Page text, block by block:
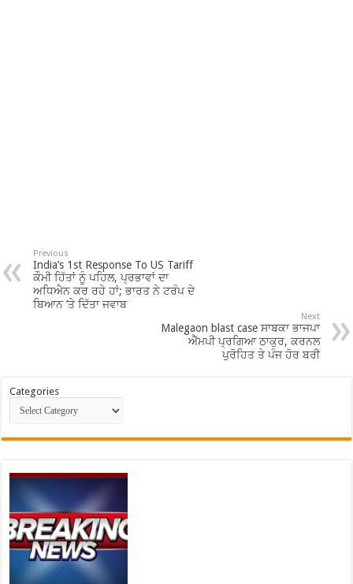
Previous
India’s 1st Response To US Tariff
ਕੌਮੀ ਹਿੱਤਾਂ ਨੂੰ ਪਹਿਲ, ਪ੍ਰਭਾਵਾਂ ਦਾ
ਅਧਿਐਨ ਕਰ ਰਹੇ ਹਾਂ; ਭਾਰਤ ਨੇ ਟਰੰਪ ਦੇ
ਬਿਆਨ ’ਤੇ ਦਿੱਤਾ ਜਵਾਬ
Next
Malegaon blast case ਸਾਬਕਾ ਭਾਜਪਾ
ਐੱਮਪੀ ਪ੍ਰਗਿਆ ਠਾਕੁਰ, ਕਰਨਲ
ਪੁਰੋਹਿਤ ਤੇ ਪੰਜ ਹੋਰ ਬਰੀ
Categories